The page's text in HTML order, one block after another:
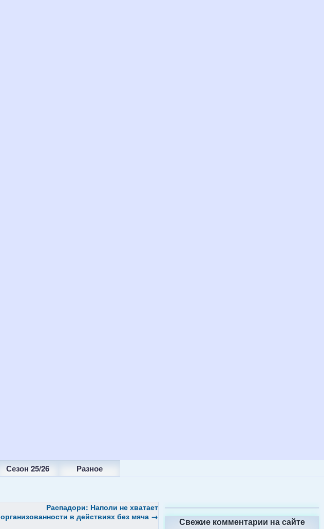
Сезон 25/26 Разное
Распадори: Наполи не хватает
организованности в действиях без мяча → Свежие комментарии на сайте